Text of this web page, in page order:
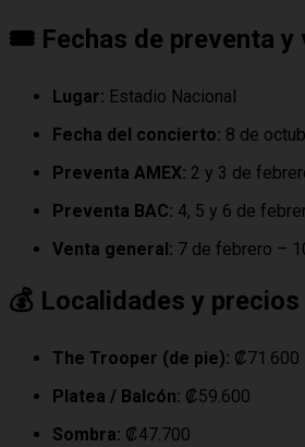
🎟️ Fechas de preventa y
Lugar: Estadio Nacional
Fecha del concierto: 8 de
Preventa AMEX: 2 y 3 de
Preventa BAC: 4, 5 y 6 de
Venta general: 7 de febrero –
💰 Localidades y
The Trooper (de pie): ₡71.600
Platea / Balcón: ₡59.600
Sombra: ₡47.700